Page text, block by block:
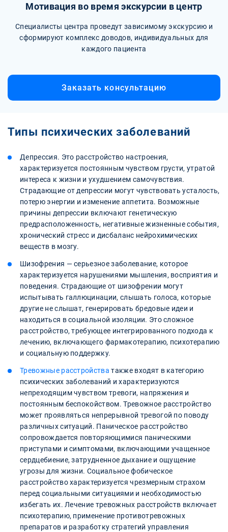
Мотивация во время экскурсии в центр
Специалисты центра проведут зависимому экскурсию и
сформируют комплекс доводов, индивидуальных для
каждого пациента
Заказать консультацию
Типы психических заболеваний
Депрессия. Это расстройство настроения,
характеризуется постоянным чувством грусти, утратой
интереса к жизни и ухудшением самочувствия.
Страдающие от депрессии могут чувствовать усталость,
потерю энергии и изменение аппетита. Возможные
причины депрессии включают генетическую
предрасположенность, негативные жизненные события,
хронический стресс и дисбаланс нейрохимических
веществ в мозгу.
Шизофрения — серьезное заболевание, которое
характеризуется нарушениями мышления, восприятия и
поведения. Страдающие от шизофрении могут
испытывать галлюцинации, слышать голоса, которые
другие не слышат, генерировать бредовые идеи и
находиться в социальной изоляции. Это сложное
расстройство, требующее интегрированного подхода к
лечению, включающего фармакотерапию, психотерапию
и социальную поддержку.
Тревожные расстройства также входят в категорию
психических заболеваний и характеризуются
непреходящим чувством тревоги, напряжения и
постоянным беспокойством. Тревожное расстройство
может проявляться непрерывной тревогой по поводу
различных ситуаций. Паническое расстройство
сопровождается повторяющимися паническими
приступами и симптомами, включающими учащенное
сердцебиение, затрудненное дыхание и ощущение
угрозы для жизни. Социальное фобическое
расстройство характеризуется чрезмерным страхом
перед социальными ситуациями и необходимостью
избегать их. Лечение тревожных расстройств включает
психотерапию, применение противотревожных
препаратов и разработку стратегий управления